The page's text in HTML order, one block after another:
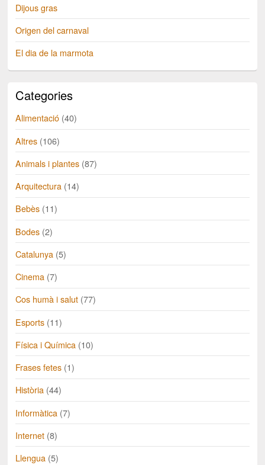
Dijous gras
Origen del carnaval
El dia de la marmota
Categories
Alimentació (40)
Altres (106)
Animals i plantes (87)
Arquitectura (14)
Bebès (11)
Bodes (2)
Catalunya (5)
Cinema (7)
Cos humà i salut (77)
Esports (11)
Física i Química (10)
Frases fetes (1)
Història (44)
Informàtica (7)
Internet (8)
Llengua (5)